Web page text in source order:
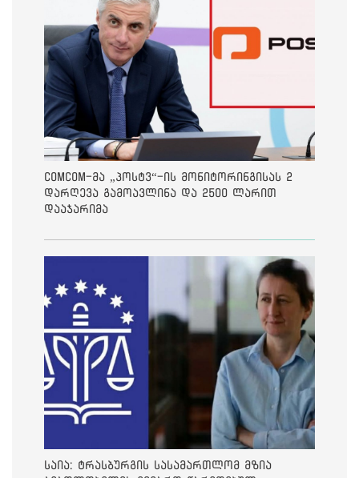
ComCom-მა „პოსტვ“-ის მონიტორინგისას 2
დარღევა გამოავლინა და 2500 ლარით
დააჯარიმა
საია: ტრასბურგის სასამართლომ მზია